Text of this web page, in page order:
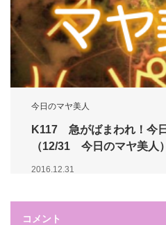
今日のマヤ美人
K117 急がばまわれ！今
（12/31 今日のマヤ美人）
2016.12.31
コメント